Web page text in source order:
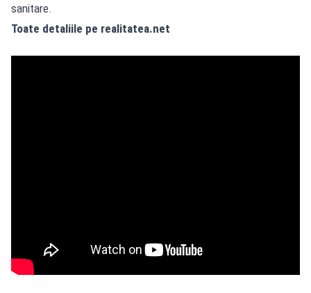
sanitare.
Toate detaliile pe realitatea.net